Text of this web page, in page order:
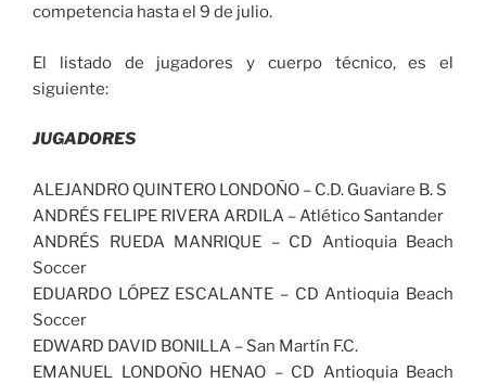
competencia hasta el 9 de julio.
El listado de jugadores y cuerpo técnico, es el
siguiente:
JUGADORES
ALEJANDRO QUINTERO LONDOÑO – C.D. Guaviare B. S
ANDRÉS FELIPE RIVERA ARDILA – Atlético Santander
ANDRÉS RUEDA MANRIQUE – CD Antioquia Beach
Soccer
EDUARDO LÓPEZ ESCALANTE – CD Antioquia Beach
Soccer
EDWARD DAVID BONILLA – San Martín F.C.
EMANUEL LONDOÑO HENAO – CD Antioquia Beach